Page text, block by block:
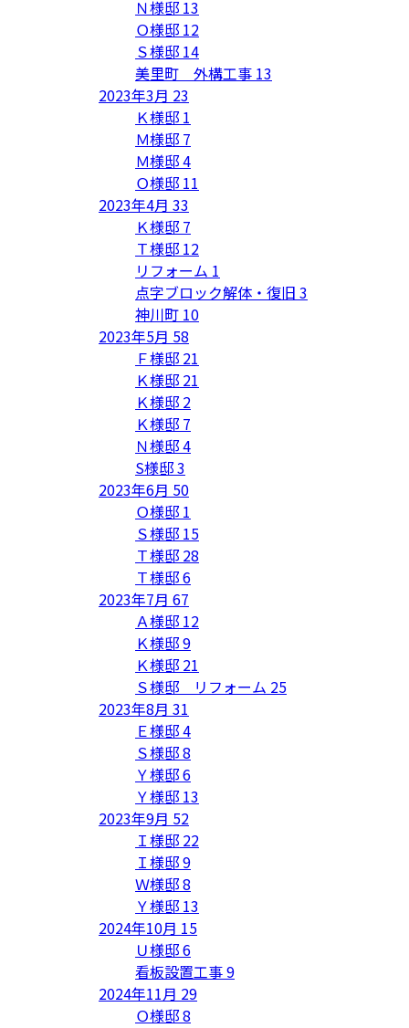
Ｎ様邸 13
Ｏ様邸 12
Ｓ様邸 14
美里町 外構工事 13
2023年3月 23
Ｋ様邸 1
Ｍ様邸 7
Ｍ様邸4
Ｏ様邸 11
2023年4月 33
Ｋ様邸 7
Ｔ様邸 12
リフォーム 1
点字ブロック解体・復旧 3
神川町 10
2023年5月 58
Ｆ様邸 21
Ｋ様邸 21
Ｋ様邸 2
Ｋ様邸 7
Ｎ様邸4
S様邸3
2023年6月 50
Ｏ様邸 1
Ｓ様邸 15
Ｔ様邸 28
Ｔ様邸6
2023年7月 67
Ａ様邸 12
Ｋ様邸9
Ｋ様邸 21
Ｓ様邸 リフォーム 25
2023年8月 31
Ｅ様邸4
Ｓ様邸8
Ｙ様邸6
Ｙ様邸 13
2023年9月 52
Ｉ様邸 22
Ｉ様邸9
Ｗ様邸8
Ｙ様邸 13
2024年10月 15
Ｕ様邸6
看板設置工事9
2024年11月 29
Ｏ様邸8